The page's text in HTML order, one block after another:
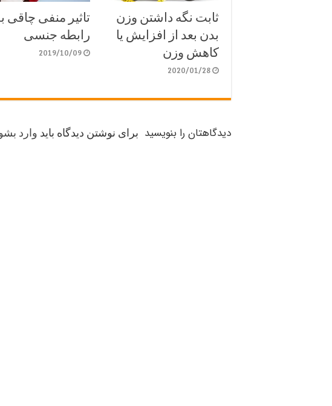
ثابت نگه داشتن وزن
بدن بعد از افزایش یا
کاهش وزن
2020/01/28
تاثیر منفی چاقی
رابطه جنسی
2019/10/09
دیدگاهتان را بنویسید برای نوشتن دیدگاه باید وارد